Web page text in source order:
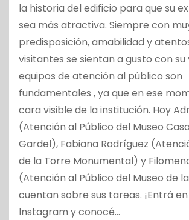
la historia del edificio para que su
sea más atractiva. Siempre con
predisposición, amabilidad y
visitantes se sientan a gusto con su
equipos de atención al público son
fundamentales , ya que en ese
cara visible de la institución. Hoy
(Atención al Público del Museo
Gardel), Fabiana Rodríguez
de la Torre Monumental) y
(Atención al Público del Museo de
cuentan sobre sus tareas. ¡Entrá
Instagram y conocé…